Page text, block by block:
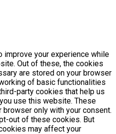
your experience while
Out of these, the cookies
are stored on your browser
of basic functionalities
party cookies that help us
use this website. These
only with your consent.
out of these cookies. But
may affect your